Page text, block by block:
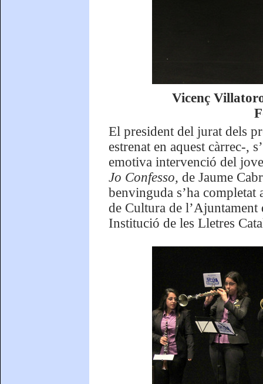
Vicenç
El president del jurat dels
estrenat en aquest càrrec-,
emotiva intervenció del
Jo Confesso, de Jaume
benvinguda s’ha
de Cultura de
Institució de les Lletres